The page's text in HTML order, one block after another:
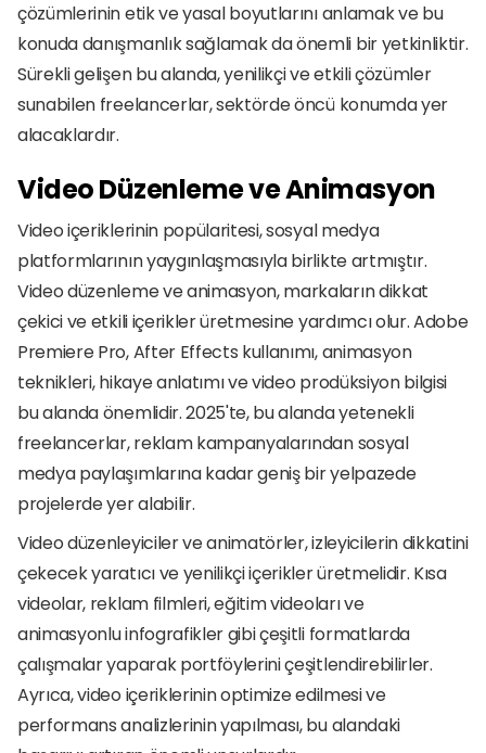
çözümlerinin etik ve yasal boyutlarını anlamak ve bu
konuda danışmanlık sağlamak da önemli bir yetkinliktir.
Sürekli gelişen bu alanda, yenilikçi ve etkili çözümler
sunabilen freelancerlar, sektörde öncü konumda yer
alacaklardır.
Video Düzenleme ve Animasyon
Video içeriklerinin popülaritesi, sosyal medya
platformlarının yaygınlaşmasıyla birlikte artmıştır.
Video düzenleme ve animasyon, markaların dikkat
çekici ve etkili içerikler üretmesine yardımcı olur. Adobe
Premiere Pro, After Effects kullanımı, animasyon
teknikleri, hikaye anlatımı ve video prodüksiyon bilgisi
bu alanda önemlidir. 2025'te, bu alanda yetenekli
freelancerlar, reklam kampanyalarından sosyal
medya paylaşımlarına kadar geniş bir yelpazede
projelerde yer alabilir.
Video düzenleyiciler ve animatörler, izleyicilerin dikkatini
çekecek yaratıcı ve yenilikçi içerikler üretmelidir. Kısa
videolar, reklam filmleri, eğitim videoları ve
animasyonlu infografikler gibi çeşitli formatlarda
çalışmalar yaparak portföylerini çeşitlendirebilirler.
Ayrıca, video içeriklerinin optimize edilmesi ve
performans analizlerinin yapılması, bu alandaki